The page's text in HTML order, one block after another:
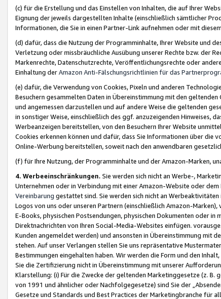
(c) für die Erstellung und das Einstellen von Inhalten, die auf Ihrer
Eignung der jeweils dargestellten Inhalte (einschließlich sämtlicher
Informationen, die Sie in einen Partner-Link aufnehmen oder mit
(d) dafür, dass die Nutzung der Programminhalte, Ihrer Website und
Verletzung oder missbräuchliche Ausübung unserer Rechte bzw. der
Markenrechte, Datenschutzrechte, Veröffentlichungsrechte oder
Einhaltung derAmazon Anti-Fälschungsrichtlinien für das
(e) dafür, die Verwendung von Cookies, Pixeln und anderen
Besuchern gesammelten Daten in Übereinstimmung mit den
und angemessen darzustellen und auf andere Weise die geltenden
in sonstiger Weise, einschließlich des ggf. anzuzeigenden Hinweises,
Werbeanzeigen bereitstellen, von den Besuchern Ihrer Website
Cookies erkennen können und dafür, dass Sie Informationen über die
Online-Werbung bereitstellen, soweit nach den anwendbaren
(f) für Ihre Nutzung, der Programminhalte und der Amazon-Marken,
4. Werbeeinschränkungen. Sie werden sich nicht an Werbe-,
Unternehmen oder in Verbindung mit einer Amazon-Website oder
Vereinbarung gestattet sind. Sie werden sich nicht an
Logos von uns oder unseren Partnern (einschließlich Amazon-
E-Books, physischen Postsendungen, physischen Dokumenten oder in
Direktnachrichten von Ihren Social-Media-Websites einfügen.
Kunden angemeldet werden) und ansonsten in Übereinstimmung mit
stehen. Auf unser Verlangen stellen Sie uns repräsentative
Bestimmungen eingehalten haben. Wir werden die Form und den
Sie die Zertifizierung nicht in Übereinstimmung mit unserer
Klarstellung: (i) Für die Zwecke der geltenden Marketinggesetze (z. B.
von 1991 und ähnlicher oder Nachfolgegesetze) sind Sie der
Gesetze und Standards und Best Practices der Marketingbranche für